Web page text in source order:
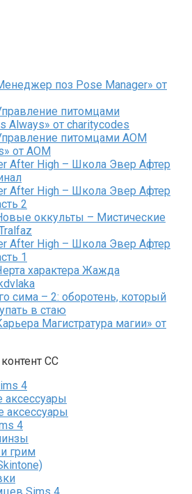
поз Pose Manager» от
питомцами
Always» от charitycodes
питомцами AOM
от AOM
After High – Школа Эвер Афтер
After High – Школа Эвер Афтер
2
оккульты – Мистические
After High – Школа Эвер Афтер
1
характера Жажда
сима – 2: оборотень, который
в стаю
Магистратура магии» от
СС
4
аксессуары
4
грим